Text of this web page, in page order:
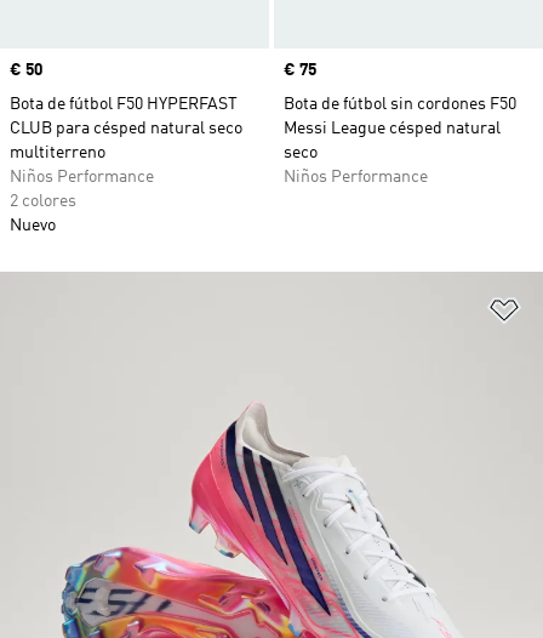
Precio
€ 50
Bota de fútbol F50 HYPERFAST
CLUB para césped natural seco
multiterreno
Niños Performance
2 colores
Nuevo
Precio
€ 75
Bota de fútbol sin cordones F50
Messi League césped natural
seco
Niños Performance